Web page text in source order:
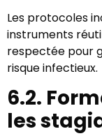
Les protocoles
instruments
respectée pour
risque infectieux.
6.2.
les